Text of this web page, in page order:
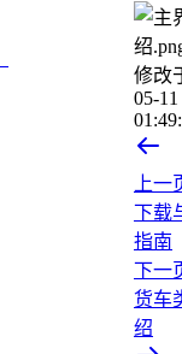
修改
05-11
上一
下载
指南
下一
货车
绍